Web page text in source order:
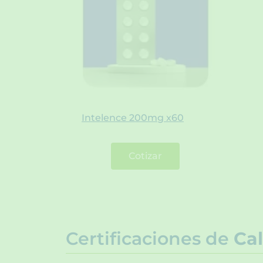
Intelence 200mg x60
Cotizar
Certificaciones de